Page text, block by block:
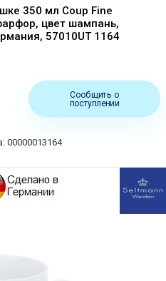
350 мл Coup Fine
цвет шампань,
57010UT 1164
Сообщить о
поступлении
00000013164